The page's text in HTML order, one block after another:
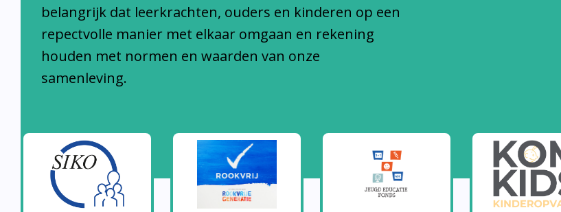
belangrijk dat leerkrachten, ouders en kinderen op een
repectvolle manier met elkaar omgaan en rekening
houden met normen en waarden van onze
samenleving.